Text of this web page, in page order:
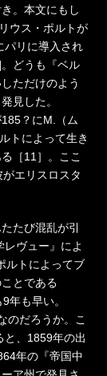
。本文にもし
ウス・ポルトが
パリに導入され
どうも『ベル
ただけのよう
見した。
？にM.（ム
トによって生き
［11］。ここ
エリスロスタ
たび混乱が引
ヴュー』によ
ルトによってブ
とである
年も早い。
のだろうか。こ
と、1859年の出
年の『帝国中